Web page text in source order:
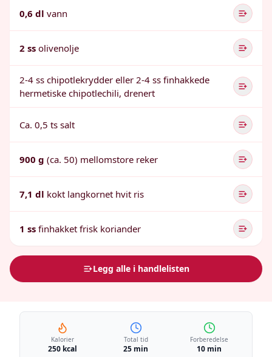
0,6 dl vann
2 ss olivenolje
2-4 ss chipotlekrydder eller 2-4 ss finhakkede
hermetiske chipotlechili, drenert
Ca. 0,5 ts salt
900 g (ca. 50) mellomstore reker
7,1 dl kokt langkornet hvit ris
1 ss finhakket frisk koriander
Legg alle i handlelisten
Kalorier
250 kcal
Total tid
25 min
Forberedelse
10 min